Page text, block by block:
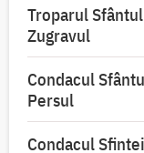
Troparul
Zugravul
Condacul
Persul
Condacul